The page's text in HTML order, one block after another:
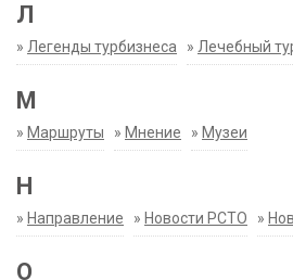
Л
» Легенды турбизнеса » Лечебный
М
» Маршруты » Мнение » Музеи
Н
» Направление » Новости РСТО »
О